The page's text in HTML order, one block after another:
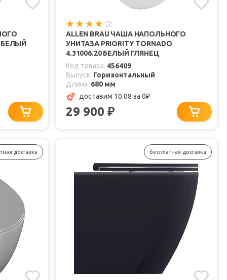
БЕЛЫЙ
ALLEN BRAU ЧАША НАПОЛЬНОГО
УНИТАЗА PRIORITY TORNADO
4.31006.20 БЕЛЫЙ ГЛЯНЕЦ
Код товара 456409
Выпуск Горизонтальный
Длина 680 мм
доставим 10.08 за 0₽
29 900 ₽
доставка бесплатная доставка